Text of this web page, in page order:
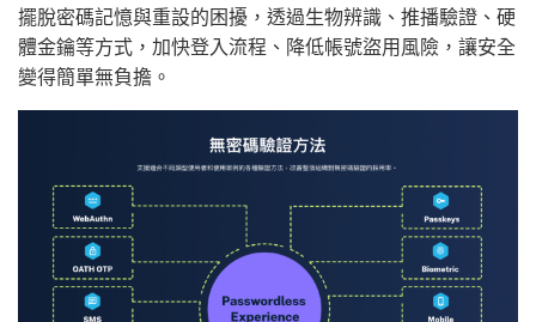
擺脫密碼記憶與重設的困擾，透過生物辨識、推播驗證、硬
體金鑰等方式，加快登入流程、降低帳號盜用風險，讓安全
變得簡單無負擔。